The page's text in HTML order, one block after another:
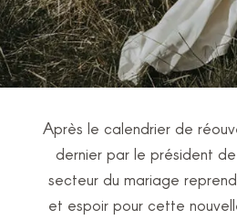
Après le calendrier de
dernier par le président
secteur du mariage
et espoir pour cette